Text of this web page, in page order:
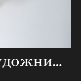
Татьяна. Образ художницы